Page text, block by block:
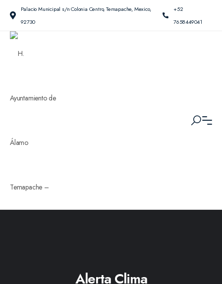
Palacio Municipal s/n Colonia Centro, Temapache, Mexico,
92730
+52
7658449041
Alerta Clima